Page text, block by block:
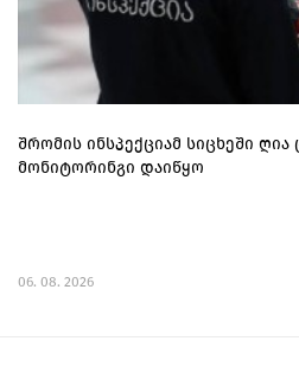
შრომის ინსპექციამ სიცხეში ღია
მონიტორინგი დაიწყო
06. 08. 2026